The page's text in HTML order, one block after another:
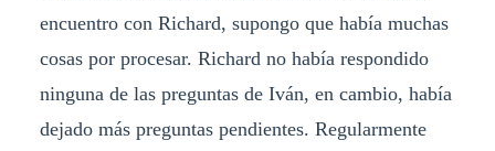
encuentro con Richard, supongo que había muchas
cosas por procesar. Richard no había respondido
ninguna de las preguntas de Iván, en cambio, había
dejado más preguntas pendientes. Regularmente